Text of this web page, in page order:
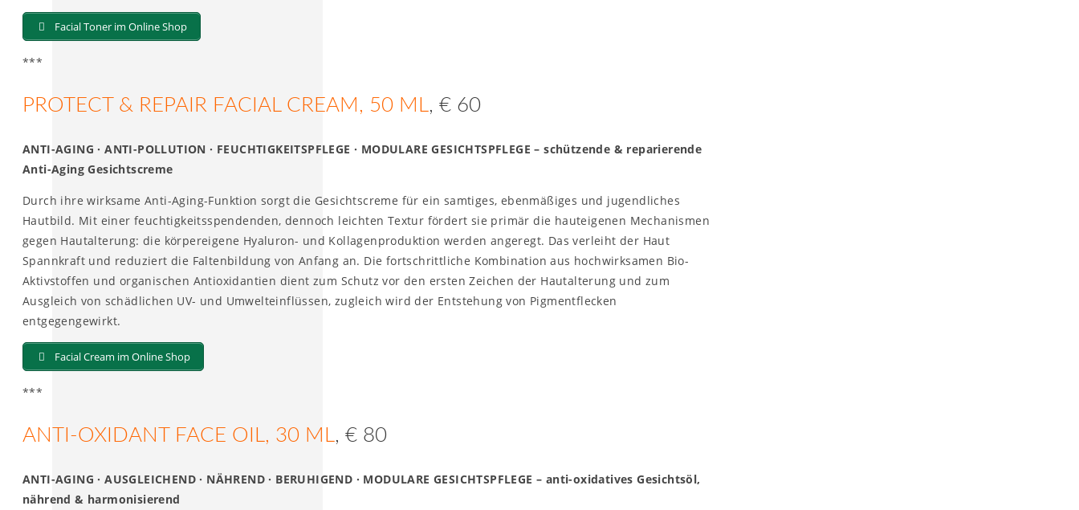
Facial Toner im Online Shop
***
PROTECT & REPAIR FACIAL CREAM, 50 ML, € 60
ANTI-AGING · ANTI-POLLUTION · FEUCHTIGKEITSPFLEGE · MODULARE GESICHTSPFLEGE – schützende & reparierende
Anti-Aging Gesichtscreme
Durch ihre wirksame Anti-Aging-Funktion sorgt die Gesichtscreme für ein samtiges, ebenmäßiges und jugendliches
Hautbild. Mit einer feuchtigkeitsspendenden, dennoch leichten Textur fördert sie primär die hauteigenen Mechanismen
gegen Hautalterung: die körpereigene Hyaluron- und Kollagenproduktion werden angeregt. Das verleiht der Haut
Spannkraft und reduziert die Faltenbildung von Anfang an. Die fortschrittliche Kombination aus hochwirksamen Bio-
Aktivstoffen und organischen Antioxidantien dient zum Schutz vor den ersten Zeichen der Hautalterung und zum
Ausgleich von schädlichen UV- und Umwelteinflüssen, zugleich wird der Entstehung von Pigmentflecken
entgegengewirkt.
Facial Cream im Online Shop
***
ANTI-OXIDANT FACE OIL, 30 ML, € 80
ANTI-AGING · AUSGLEICHEND · NÄHREND · BERUHIGEND · MODULARE GESICHTSPFLEGE – anti-oxidatives Gesichtsöl,
nährend & harmonisierend